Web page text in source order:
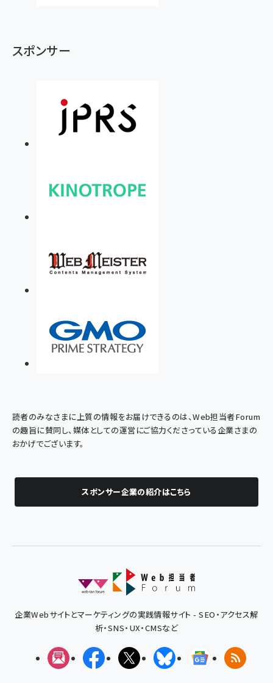
スポンサー
読者のみなさまに上質の情報をお届けできるのは、Web担当者Forum
の趣旨に賛同し、媒体としての運営にご協力くださっている企業さまの
おかげでございます。
スポンサー企業の紹介はこちら
企業Webサイトとマーケティングの実践情報サイト - SEO・アクセス解
析・SNS・UX・CMSなど
メルマガFacebookX(エックス)BlueskyGoogleニュ
RSS